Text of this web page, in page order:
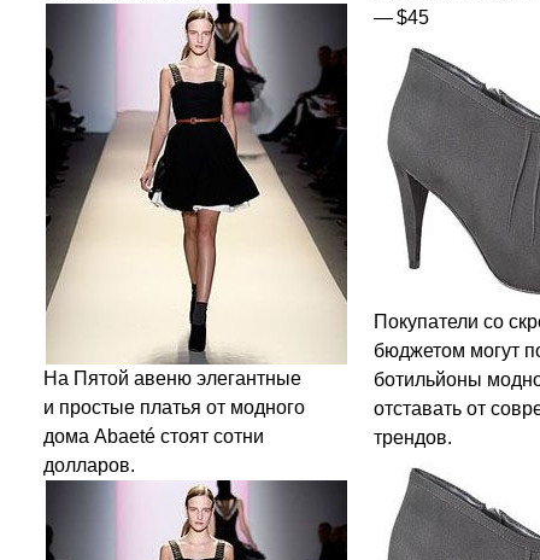
На Пятой авеню элегантные
и простые платья от модного
дома Abaeté стоят сотни
долларов.
— $45
Покупатели со
бюджетом могут
ботильйоны
отставать от
трендов.